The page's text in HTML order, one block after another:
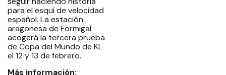
para el esquí de velocidad
español. La estación
aragonesa de Formigal
acogerá la tercera prueba
de Copa del Mundo de KL
el 12 y 13 de febrero.
Más información: